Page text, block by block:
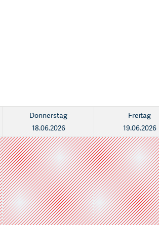
Donnerstag
18.06.2026
Freitag
19.06.2026